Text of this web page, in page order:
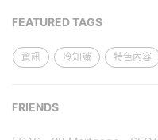
FEATURED TAGS
資訊 冷知識 特色內容
FRIENDS